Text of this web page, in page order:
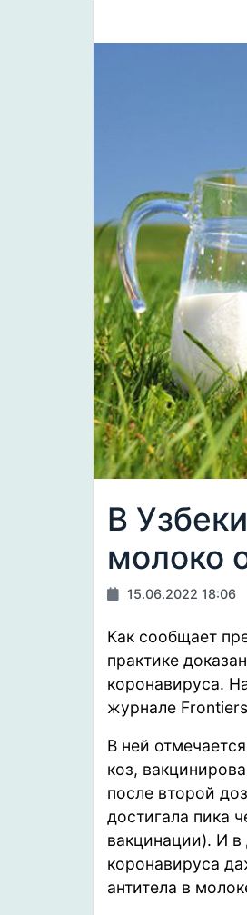
В
молоко
15.06.2022 18:06
Как сообщает
практике
коронавируса.
журнале
В ней
коз,
после второй
достигала пика
вакцинации). И
коронавируса
антитела в